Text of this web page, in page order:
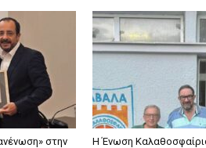
στην
Η Ένωση